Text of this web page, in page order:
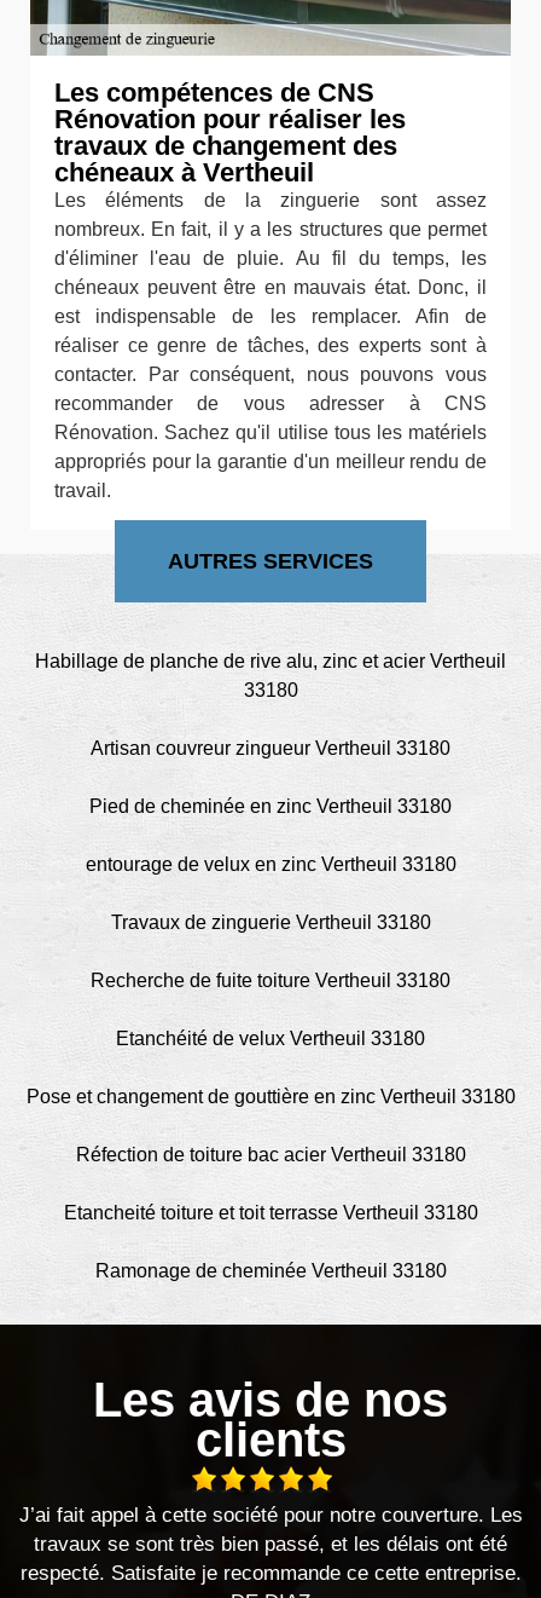
Les compétences de CNS
Rénovation pour réaliser les
travaux de changement des
chéneaux à Vertheuil
Les éléments de la zinguerie sont assez
nombreux. En fait, il y a les structures que permet
d'éliminer l'eau de pluie. Au fil du temps, les
chéneaux peuvent être en mauvais état. Donc, il
est indispensable de les remplacer. Afin de
réaliser ce genre de tâches, des experts sont à
contacter. Par conséquent, nous pouvons vous
recommander de vous adresser à CNS
Rénovation. Sachez qu'il utilise tous les matériels
appropriés pour la garantie d'un meilleur rendu de
travail.
AUTRES SERVICES
Habillage de planche de rive alu, zinc et acier Vertheuil
33180
Artisan couvreur zingueur Vertheuil 33180
Pied de cheminée en zinc Vertheuil 33180
entourage de velux en zinc Vertheuil 33180
Travaux de zinguerie Vertheuil 33180
Recherche de fuite toiture Vertheuil 33180
Etanchéité de velux Vertheuil 33180
Pose et changement de gouttière en zinc Vertheuil 33180
Réfection de toiture bac acier Vertheuil 33180
Etancheité toiture et toit terrasse Vertheuil 33180
Ramonage de cheminée Vertheuil 33180
Les avis de nos
clients
J’ai fait appel à cette société pour notre couverture. Les
travaux se sont très bien passé, et les délais ont été
respecté. Satisfaite je recommande ce cette entreprise.